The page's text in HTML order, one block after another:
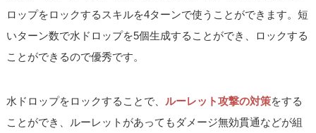
ロップをロックするスキルを4ターンで使うことができます。短
いターン数で水ドロップを5個生成することができ、ロックする
ことができるので優秀です。
水ドロップをロックすることで、 ルーレット攻撃の対策をする
ことができ、ルーレットがあってもダメージ無効貫通などが組